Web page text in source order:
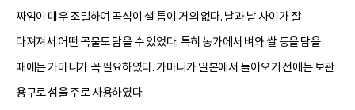
짜임이 매우 조밀하여 곡식이 샐 틈이 거의 없다. 날과 날 사이가 잘
다져져서 어떤 곡물도 담을 수 있었다. 특히 농가에서 벼와 쌀 등을 담을
때에는 가마니가 꼭 필요하였다. 가마니가 일본에서 들어오기 전에는 보관
용구로 섬을 주로 사용하였다.